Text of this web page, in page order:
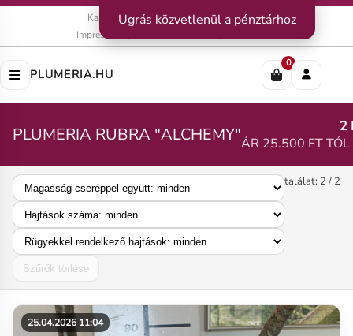
Kapcsolat|Szállítás|Fizetési módok
Impresszum
PLUMERIA.HU
0
PLUMERIA RUBRA "ALCHEMY"
2
ÁR 25.500 FT
Szűrők törlése
találat: 2 / 2
25.04.2026 11:04
Ugrás közvetlenül a pénztárhoz